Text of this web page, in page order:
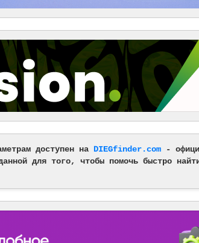
доступен на DIEGfinder.com -
для того, чтобы помочь быстро